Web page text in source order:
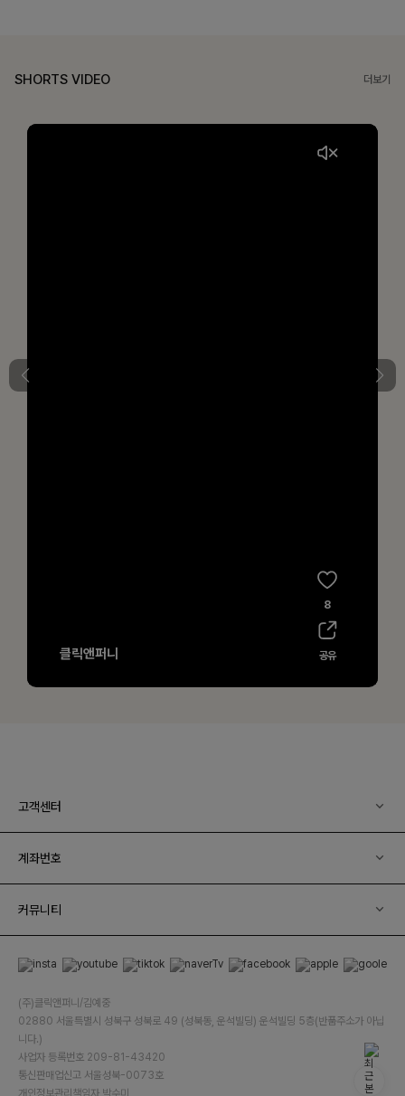
SHORTS VIDEO 더보기
고객센터
계좌번호
커뮤니티
(주)클릭앤퍼니/김예중
02880 서울특별시 성북구 성북로 49 (성북동, 운석빌딩) 운석빌딩 5층(반품주소가 아닙
니다.)
사업자 등록번호 209-81-43420
통신판매업신고 서울성북-0073호
개인정보관리책임자 박수미